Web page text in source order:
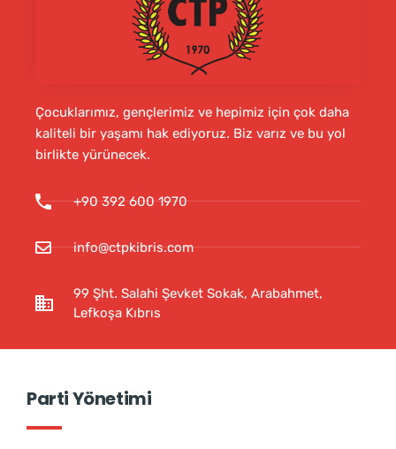
Çocuklarımız, gençlerimiz ve hepimiz için çok daha
kaliteli bir yaşamı hak ediyoruz. Biz varız ve bu yol
birlikte yürünecek.
+90 392 600 1970
info@ctpkibris.com
99 Şht. Salahi Şevket Sokak, Arabahmet,
Lefkoşa Kıbrıs
Parti Yönetimi